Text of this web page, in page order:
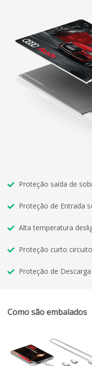
Proteção saída de
Proteção de Entrada
Alta temperatura
Proteção curto circuito
Proteção de
Como são embalados